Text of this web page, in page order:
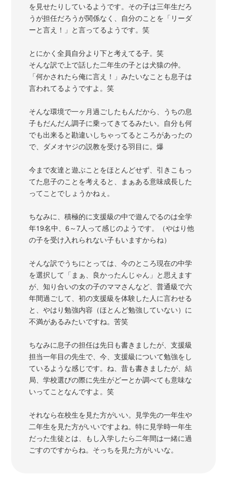
を見せたりしているようです。その子は三年生だろ
うが担任だろうが関係なく、自分のことを「リーダ
ーと言え！」と言ってるようです。笑
とにかく全員自分より下と考えてる子。笑
そんな訳で上で話した二年生の子とは犬猿の仲。
「何かされたら俺に言え！」みたいなことも息子は
言われてるようですよ。笑
そんな環境で一ヶ月過ごしたもんだから、うちの息
子もだんだん調子に乗ってきてるみたい。自分も何
でも出来ると勘違いしちゃってるところがあったの
で、ダメオヤジの説教を受ける羽目に。爆
今まで友達と遊ぶことをほとんどせず、引きこもっ
てた息子のことを考えると、まぁある意味成長した
ってことでしょうかねぇ。
ちなみに、積極的に支援級の中で遊んでるのは全学
年19名中、6～7人って感じのようです。（やはり他
の子を受け入れられない子もいますからね）
そんな訳でうちにとっては、今のところ現在の中学
を選択して「まぁ、良かったんじゃん」と思えます
が、知り合いの女の子のママさんなど、普通級で六
年間過ごして、初の支援級を体験した人に言わせる
と、やはり勉強内容（ほとんど勉強していない）に
不満があるみたいですね。苦笑
ちなみに息子の担任は先日も書きましたが、支援級
担当一年目の先生で、今、支援級について勉強をし
ているような感じです。ね、昔も書きましたが、結
局、学校選びの際に先生がどーとか調べても意味な
いってことなんですよ。笑
それなら在校生を見た方がいい。見学先の一年生や
二年生を見た方がいいですよね。特に見学時一年生
だった生徒とは、もし入学したら二年間は一緒に過
ごすのですからね。そっちを見た方がいいな。